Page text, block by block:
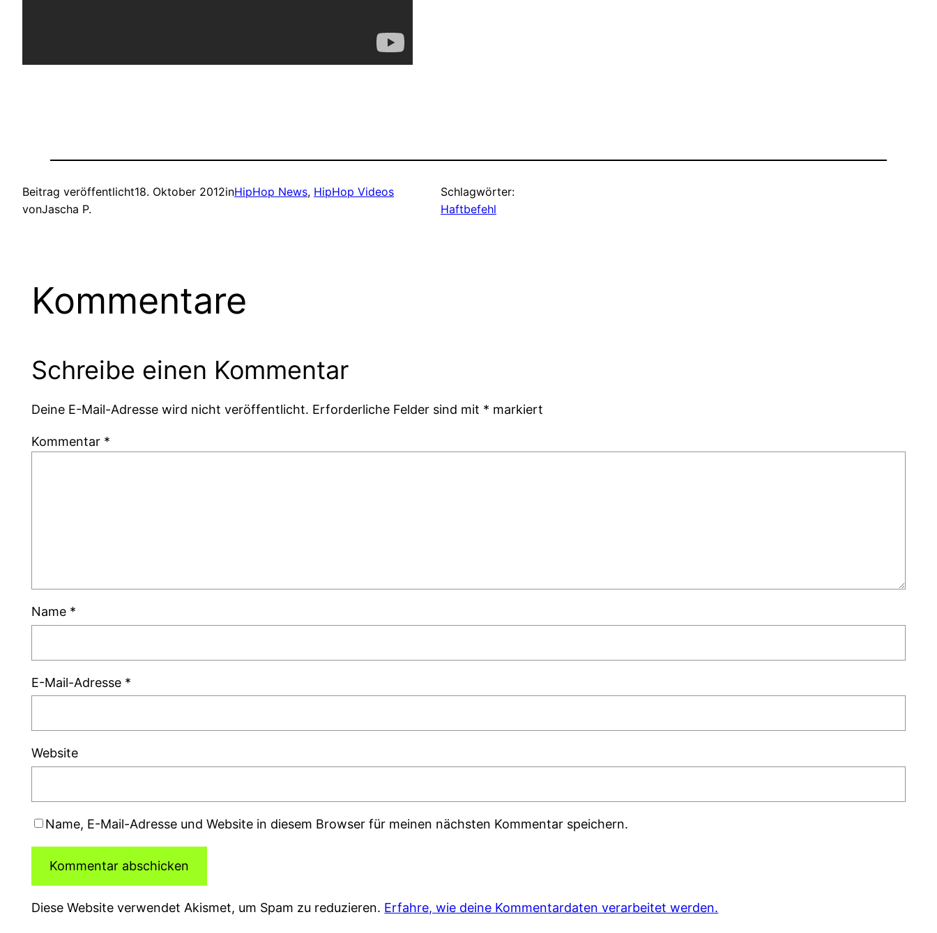
Beitrag veröffentlicht18. Oktober 2012inHipHop News, HipHop Videos
vonJascha P.
Schlagwörter:
Haftbefehl
Kommentare
Schreibe einen Kommentar
Deine E-Mail-Adresse wird nicht veröffentlicht. Erforderliche Felder sind mit * markiert
Kommentar *
Name *
E-Mail-Adresse *
Website
Name, E-Mail-Adresse und Website in diesem Browser für meinen nächsten Kommentar speichern.
Diese Website verwendet Akismet, um Spam zu reduzieren. Erfahre, wie deine Kommentardaten verarbeitet werden.